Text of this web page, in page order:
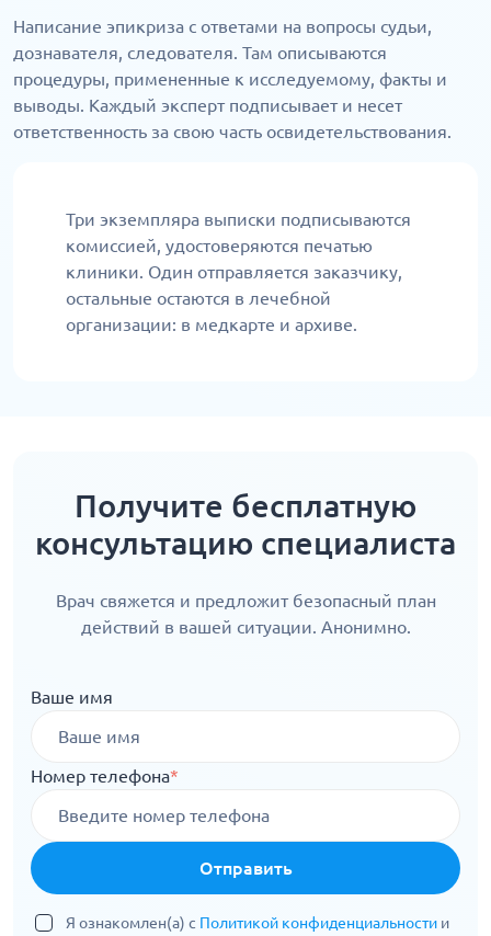
Написание эпикриза с ответами на вопросы судьи,
дознавателя, следователя. Там описываются
процедуры, примененные к исследуемому, факты и
выводы. Каждый эксперт подписывает и несет
ответственность за свою часть освидетельствования.
Три экземпляра выписки подписываются
комиссией, удостоверяются печатью
клиники. Один отправляется заказчику,
остальные остаются в лечебной
организации: в медкарте и архиве.
Получите бесплатную
консультацию специалиста
Врач свяжется и предложит безопасный план
действий в вашей ситуации. Анонимно.
Ваше имя
Номер телефона*
Отправить
Я ознакомлен(а) с Политикой конфиденциальности и